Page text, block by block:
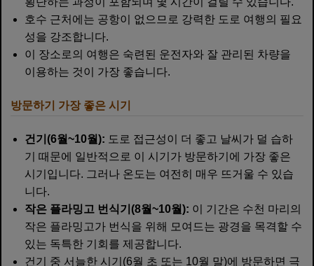
호수 근처에는 공항이 없으므로 강력한 도로 ​​여행의 필요
성을 강조합니다.
이 장소로의 여행은 숙련된 운전자와 잘 관리된 차량을
이용하는 것이 가장 좋습니다.
방문하기 가장 좋은 시기
건기(6월~10월): 도로 접근성이 더 좋고 날씨가 덜 습하
기 때문에 일반적으로 이 시기가 방문하기에 가장 좋은
시기입니다. 그러나 온도는 여전히 매우 뜨거울 수 있습
니다.
작은 플라밍고 번식기(8월~10월): 이 기간은 수천 마리의
작은 플라밍고가 번식을 위해 모여드는 광경을 목격할 수
있는 독특한 기회를 제공합니다.
건기 중 서늘한 시기(6월 초 또는 10월 말)에 방문하면 극